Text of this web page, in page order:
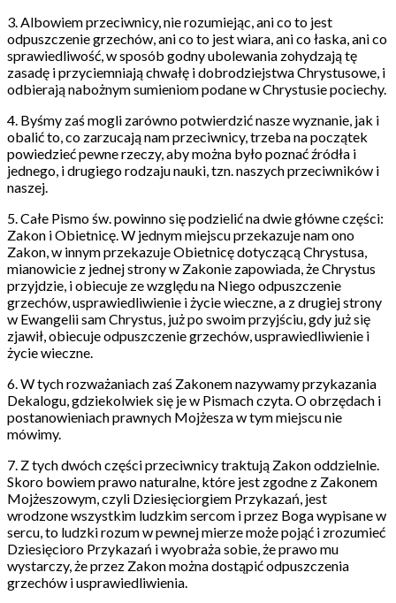
3. Albowiem przeciwnicy, nie rozumiejąc, ani co to jest
odpuszczenie grzechów, ani co to jest wiara, ani co łaska, ani co
sprawiedliwość, w sposób godny ubolewania zohydzają tę
zasadę i przyciemniają chwałę i dobrodziejstwa Chrystusowe, i
odbierają nabożnym sumieniom podane w Chrystusie pociechy.
4. Byśmy zaś mogli zarówno potwierdzić nasze wyznanie, jak i
obalić to, co zarzucają nam przeciwnicy, trzeba na początek
powiedzieć pewne rzeczy, aby można było poznać źródła i
jednego, i drugiego rodzaju nauki, tzn. naszych przeciwników i
naszej.
5. Całe Pismo św. powinno się podzielić na dwie główne części:
Zakon i Obietnicę. W jednym miejscu przekazuje nam ono
Zakon, w innym przekazuje Obietnicę dotyczącą Chrystusa,
mianowicie z jednej strony w Zakonie zapowiada, że Chrystus
przyjdzie, i obiecuje ze względu na Niego odpuszczenie
grzechów, usprawiedliwienie i życie wieczne, a z drugiej strony
w Ewangelii sam Chrystus, już po swoim przyjściu, gdy już się
zjawił, obiecuje odpuszczenie grzechów, usprawiedliwienie i
życie wieczne.
6. W tych rozważaniach zaś Zakonem nazywamy przykazania
Dekalogu, gdziekolwiek się je w Pismach czyta. O obrzędach i
postanowieniach prawnych Mojżesza w tym miejscu nie
mówimy.
7. Z tych dwóch części przeciwnicy traktują Zakon oddzielnie.
Skoro bowiem prawo naturalne, które jest zgodne z Zakonem
Mojżeszowym, czyli Dziesięciorgiem Przykazań, jest
wrodzone wszystkim ludzkim sercom i przez Boga wypisane w
sercu, to ludzki rozum w pewnej mierze może pojąć i zrozumieć
Dziesięcioro Przykazań i wyobraża sobie, że prawo mu
wystarczy, że przez Zakon można dostąpić odpuszczenia
grzechów i usprawiedliwienia.